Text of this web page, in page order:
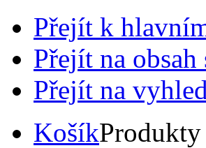
Přejít k
Přejít na
Přejít na
Košík